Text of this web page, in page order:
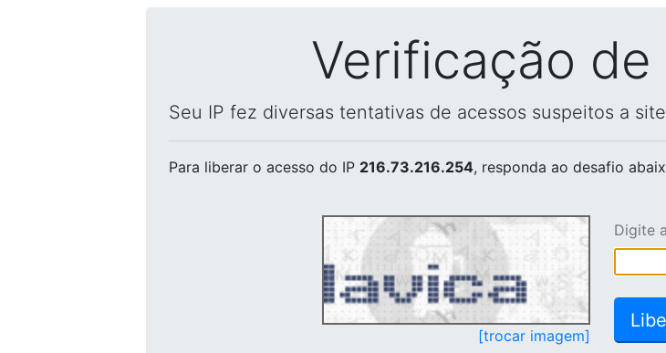
Verificação
Seu IP fez diversas tentativas de acessos suspeitos a
Para liberar o acesso do IP 216.73.216.254, responda ao desafio
[trocar imagem]
Digite